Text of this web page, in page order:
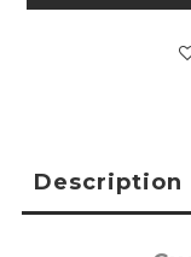
Description